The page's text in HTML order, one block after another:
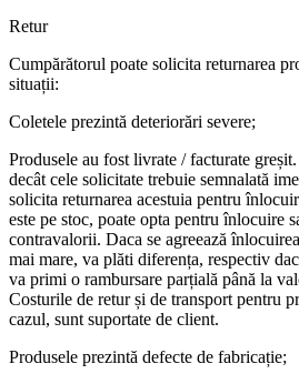
Retur
Cumpărătorul poate solicita returnarea
situații:
Coletele prezintă deteriorări severe;
Produsele au fost livrate / facturate
decât cele solicitate trebuie semnalată
solicita returnarea acestuia pentru
este pe stoc, poate opta pentru înlocuire
contravalorii. Daca se agreează
mai mare, va plăti diferența, respectiv
va primi o rambursare parțială până la
Costurile de retur și de transport pentru
cazul, sunt suportate de client.
Produsele prezintă defecte de fabricație;